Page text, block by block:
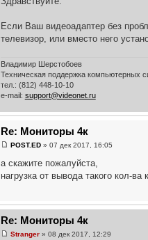
Если Ваш видеоадаптер без
телевизор, или вместо него
Владимир Шерстобоев
Техническая поддержка компьютерных
тел.: (812) 448-10-10
e-mail: support@videonet.ru
Re: Мониторы 4к
POST.ED» 07 дек 2017, 16:05
а скажите пожалуйста,
нагрузка от вывода такого кол-
Re: Мониторы 4к
Stranger» 08 дек 2017, 12:29